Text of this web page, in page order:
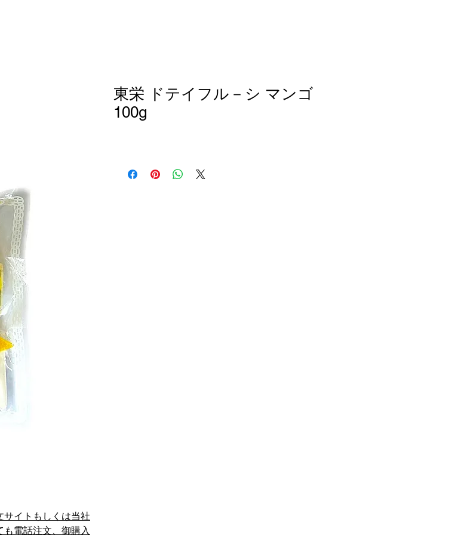
イトもしくは当社
電話注文、御購入
東栄 ドテイフル－シ マンゴ
100g